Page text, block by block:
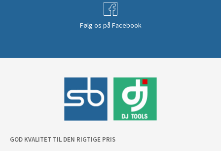
Følg os på Facebook
GOD KVALITET TIL DEN RIGTIGE PRIS